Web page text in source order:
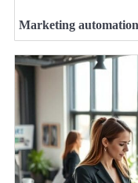
Marketing